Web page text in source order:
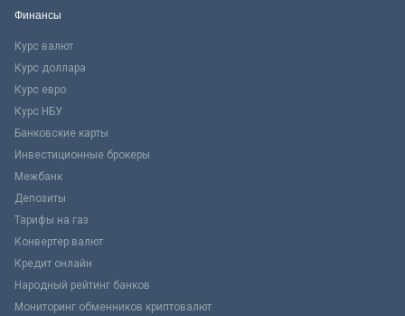
Финансы
Курс валют
Курс доллара
Курс евро
Курс НБУ
Банковские карты
Инвестиционные брокеры
Межбанк
Депозиты
Тарифы на газ
Конвертер валют
Кредит онлайн
Народный рейтинг банков
Мониторинг обменников криптовалют